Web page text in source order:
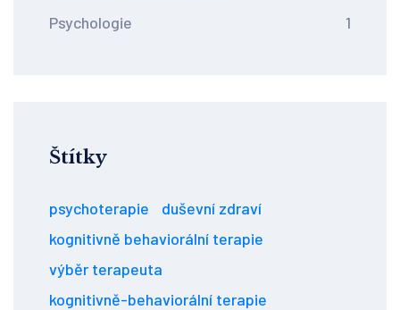
Psychologie 1
Štítky
psychoterapie
duševní zdraví
kognitivně behaviorální terapie
výběr terapeuta
kognitivně-behaviorální terapie